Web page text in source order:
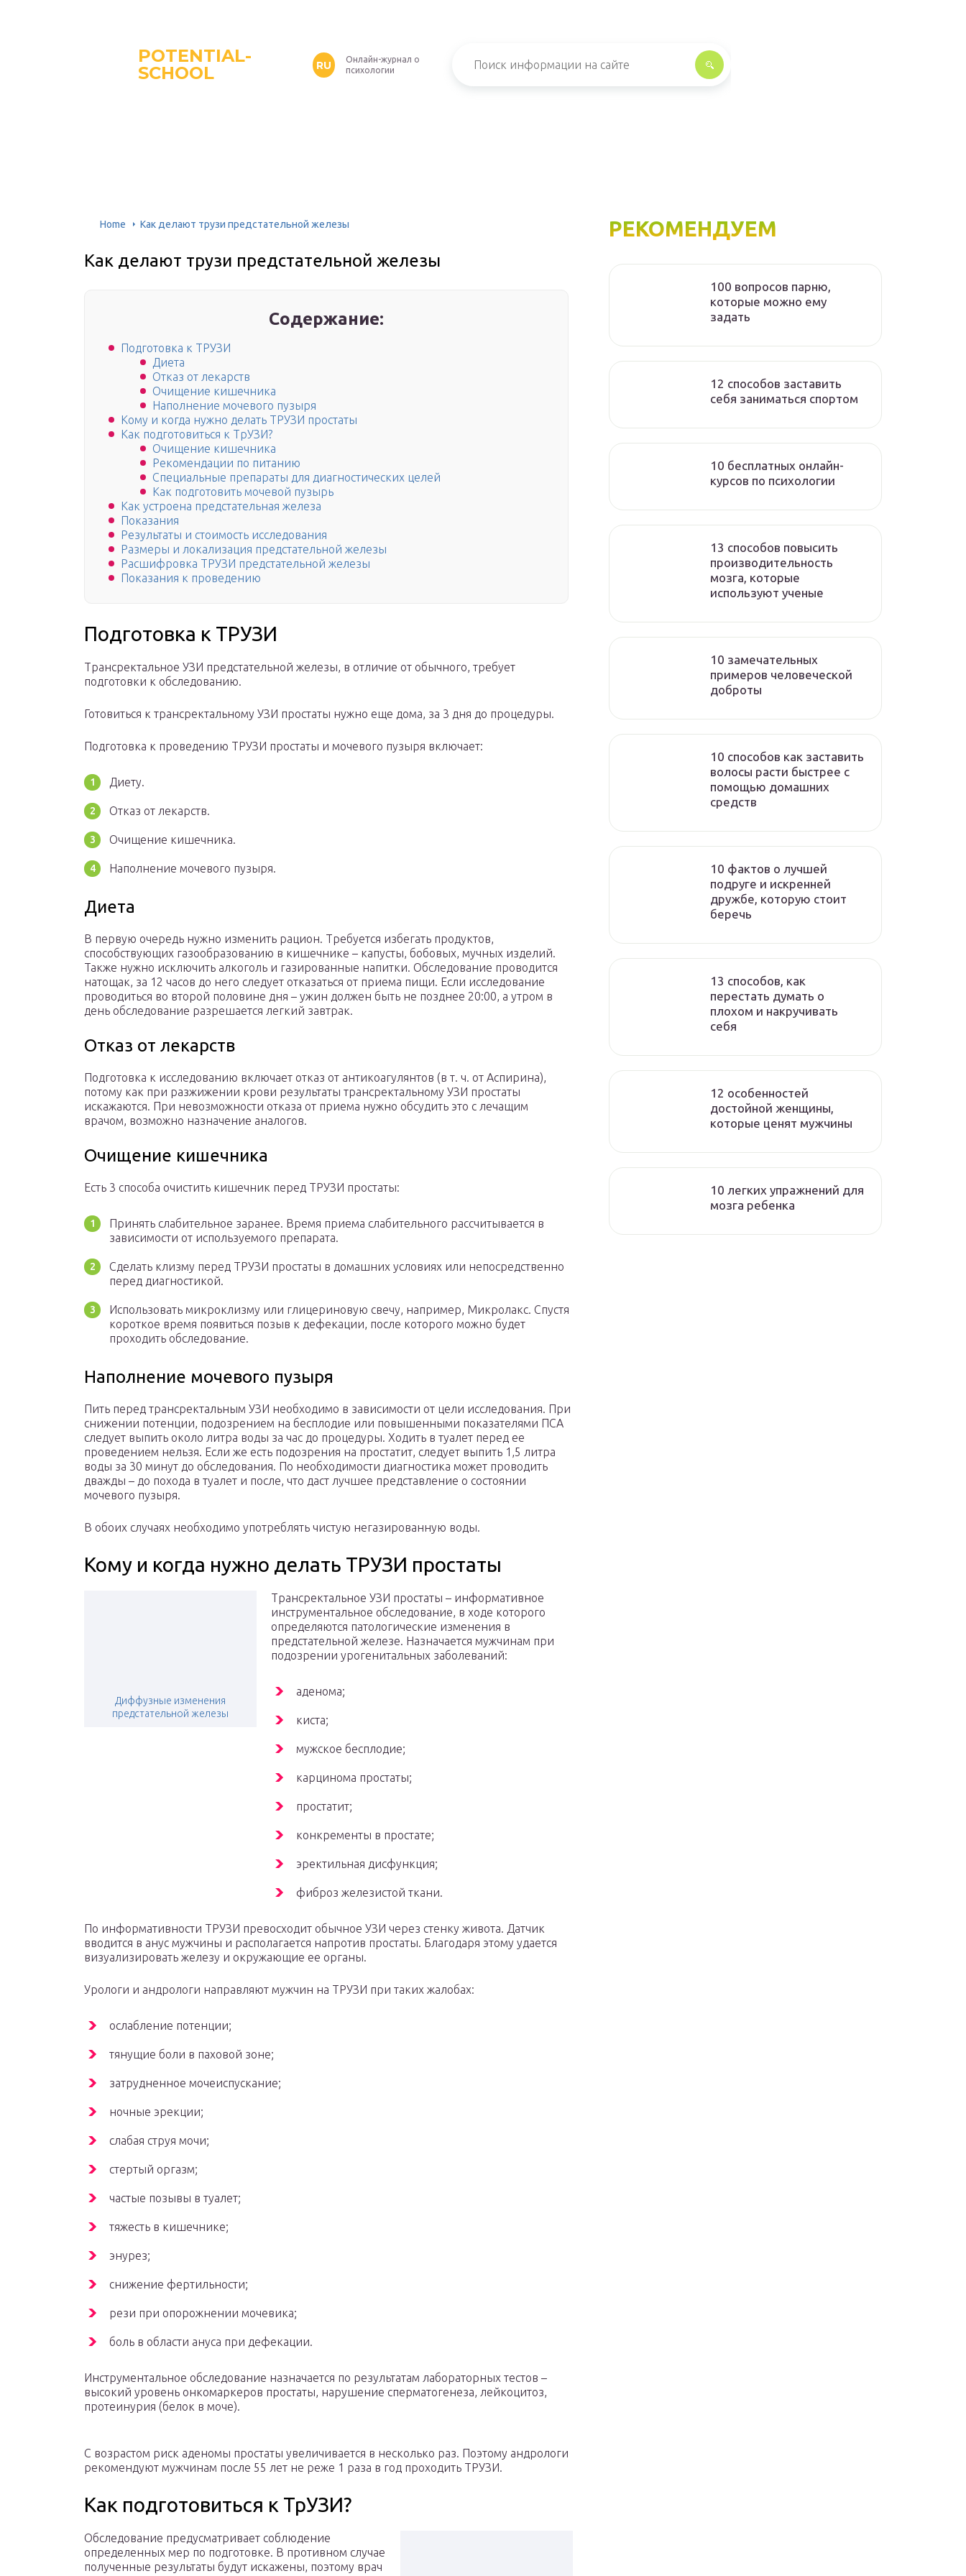
POTENTIAL-
SCHOOL
RU
Онлайн-журнал о
психологии
Home Как делают трузи предстательной железы
Как делают трузи предстательной железы
Содержание:
Подготовка к ТРУЗИ
Диета
Отказ от лекарств
Очищение кишечника
Наполнение мочевого пузыря
Кому и когда нужно делать ТРУЗИ простаты
Как подготовиться к ТрУЗИ?
Очищение кишечника
Рекомендации по питанию
Специальные препараты для диагностических целей
Как подготовить мочевой пузырь
Как устроена предстательная железа
Показания
Результаты и стоимость исследования
Размеры и локализация предстательной железы
Расшифровка ТРУЗИ предстательной железы
Показания к проведению
Подготовка к ТРУЗИ
Трансректальное УЗИ предстательной железы, в отличие от обычного, требует
подготовки к обследованию.
Готовиться к трансректальному УЗИ простаты нужно еще дома, за 3 дня до процедуры.
Подготовка к проведению ТРУЗИ простаты и мочевого пузыря включает:
Диету.
Отказ от лекарств.
Очищение кишечника.
Наполнение мочевого пузыря.
Диета
В первую очередь нужно изменить рацион. Требуется избегать продуктов,
способствующих газообразованию в кишечнике – капусты, бобовых, мучных изделий.
Также нужно исключить алкоголь и газированные напитки. Обследование проводится
натощак, за 12 часов до него следует отказаться от приема пищи. Если исследование
проводиться во второй половине дня – ужин должен быть не позднее 20:00, а утром в
день обследование разрешается легкий завтрак.
Отказ от лекарств
Подготовка к исследованию включает отказ от антикоагулянтов (в т. ч. от Аспирина),
потому как при разжижении крови результаты трансректальному УЗИ простаты
искажаются. При невозможности отказа от приема нужно обсудить это с лечащим
врачом, возможно назначение аналогов.
Очищение кишечника
Есть 3 способа очистить кишечник перед ТРУЗИ простаты:
Принять слабительное заранее. Время приема слабительного рассчитывается в
зависимости от используемого препарата.
Сделать клизму перед ТРУЗИ простаты в домашних условиях или непосредственно
перед диагностикой.
Использовать микроклизму или глицериновую свечу, например, Микролакс. Спустя
короткое время появиться позыв к дефекации, после которого можно будет
проходить обследование.
Наполнение мочевого пузыря
Пить перед трансректальным УЗИ необходимо в зависимости от цели исследования. При
снижении потенции, подозрением на бесплодие или повышенными показателями ПСА
следует выпить около литра воды за час до процедуры. Ходить в туалет перед ее
проведением нельзя. Если же есть подозрения на простатит, следует выпить 1,5 литра
воды за 30 минут до обследования. По необходимости диагностика может проводить
дважды – до похода в туалет и после, что даст лучшее представление о состоянии
мочевого пузыря.
В обоих случаях необходимо употреблять чистую негазированную воды.
Кому и когда нужно делать ТРУЗИ простаты
Диффузные изменения
предстательной железы
Трансректальное УЗИ простаты – информативное
инструментальное обследование, в ходе которого
определяются патологические изменения в
предстательной железе. Назначается мужчинам при
подозрении урогенитальных заболеваний:
аденома;
киста;
мужское бесплодие;
карцинома простаты;
простатит;
конкременты в простате;
эректильная дисфункция;
фиброз железистой ткани.
По информативности ТРУЗИ превосходит обычное УЗИ через стенку живота. Датчик
вводится в анус мужчины и располагается напротив простаты. Благодаря этому удается
визуализировать железу и окружающие ее органы.
Урологи и андрологи направляют мужчин на ТРУЗИ при таких жалобах:
ослабление потенции;
тянущие боли в паховой зоне;
затрудненное мочеиспускание;
ночные эрекции;
слабая струя мочи;
стертый оргазм;
частые позывы в туалет;
тяжесть в кишечнике;
энурез;
снижение фертильности;
рези при опорожнении мочевика;
боль в области ануса при дефекации.
Инструментальное обследование назначается по результатам лабораторных тестов –
высокий уровень онкомаркеров простаты, нарушение сперматогенеза, лейкоцитоз,
протеинурия (белок в моче).
С возрастом риск аденомы простаты увеличивается в несколько раз. Поэтому андрологи
рекомендуют мужчинам после 55 лет не реже 1 раза в год проходить ТРУЗИ.
Как подготовиться к ТрУЗИ?
Обследование предусматривает соблюдение
определенных мер по подготовке. В противном случае
полученные результаты будут искажены, поэтому врач
РЕКОМЕНДУЕМ
100 вопросов парню,
которые можно ему
задать
12 способов заставить
себя заниматься спортом
10 бесплатных онлайн-
курсов по психологии
13 способов повысить
производительность
мозга, которые
используют ученые
10 замечательных
примеров человеческой
доброты
10 способов как заставить
волосы расти быстрее с
помощью домашних
средств
10 фактов о лучшей
подруге и искренней
дружбе, которую стоит
беречь
13 способов, как
перестать думать о
плохом и накручивать
себя
12 особенностей
достойной женщины,
которые ценят мужчины
10 легких упражнений для
мозга ребенка